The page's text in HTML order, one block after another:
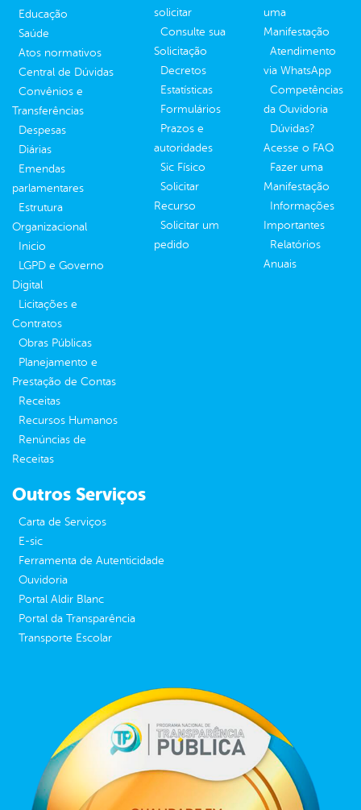
Educação
Saúde
Atos normativos
Central de Dúvidas
Convênios e
Transferências
Despesas
Diárias
Emendas
parlamentares
Estrutura
Organizacional
Inicio
LGPD e Governo
Digital
Licitações e
Contratos
Obras Públicas
Planejamento e
Prestação de Contas
Receitas
Recursos Humanos
Renúncias de
Receitas
solicitar
Consulte sua
Solicitação
Decretos
Estatísticas
Formulários
Prazos e
autoridades
Sic Físico
Solicitar
Recurso
Solicitar um
pedido
uma
Manifestação
Atendimento
via WhatsApp
Competências
da Ouvidoria
Dúvidas?
Acesse o FAQ
Fazer uma
Manifestação
Informações
Importantes
Relatórios
Anuais
Outros Serviços
Carta de Serviços
E-sic
Ferramenta de Autenticidade
Ouvidoria
Portal Aldir Blanc
Portal da Transparência
Transporte Escolar